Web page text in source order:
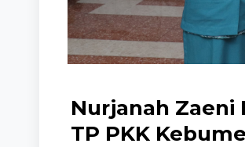
Nurjanah Zaeni
TP PKK